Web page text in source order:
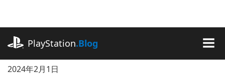
に
ッ
PlayStation.Blog
2024年2月1日